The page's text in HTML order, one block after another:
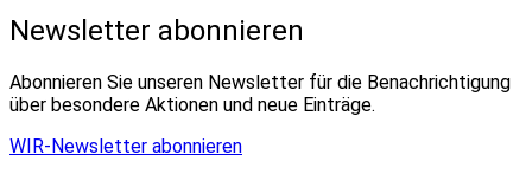
Newsletter abonnieren
Abonnieren Sie unseren Newsletter für die Benachrichtigung
über besondere Aktionen und neue Einträge.
WIR-Newsletter abonnieren